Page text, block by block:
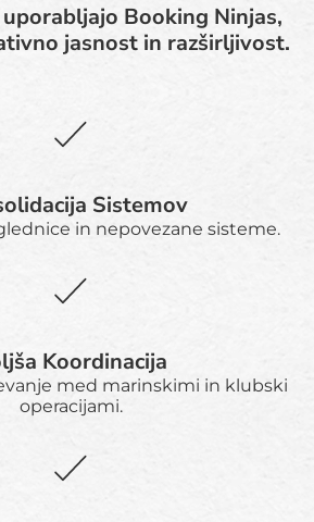
Booking Ninjas,
jasnost in razširljivost.
Sistemov
in nepovezane sisteme.
Koordinacija
med marinskimi in klubski
operacijami.